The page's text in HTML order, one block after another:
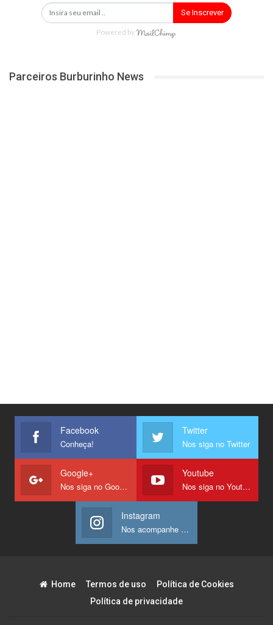
Se Inscrever
Powered by
Parceiros Burburinho News
Facebook
Conheça!
Twitter
Nos siga no Twitter
Google+
Nos siga no Google +
Youtube
Nos siga no Youtube
Instagram
Nos acompanhe no Instagram
Home Termos de uso
Política de Cookies
Política de privacidade